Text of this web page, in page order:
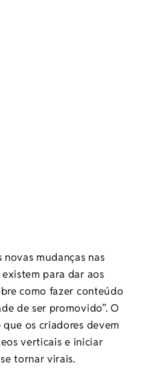
mudanças nas
para dar aos
como fazer conteúdo
de ser promovido”. O
os criadores devem
verticais e iniciar
tornar virais.